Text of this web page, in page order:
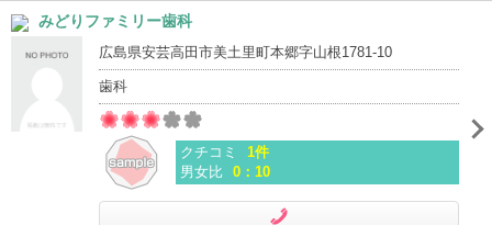
ージ
みどりファミリー歯科
広島県安芸高田市美土里町本郷字山根1781-10
歯科
クチコミ
1件
男女比 0：10